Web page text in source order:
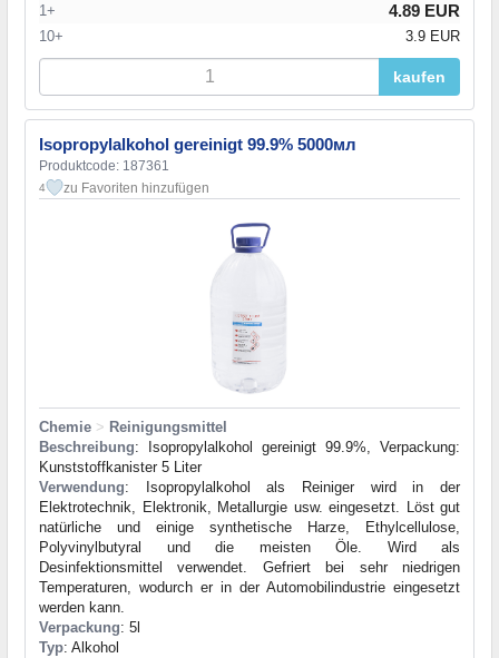
1+ 4.89 EUR
10+ 3.9 EUR
kaufen
Isopropylalkohol gereinigt 99.9% 5000мл
Produktcode: 187361
4 zu Favoriten hinzufügen
Chemie > Reinigungsmittel
Beschreibung: Isopropylalkohol gereinigt 99.9%, Verpackung:
Kunststoffkanister 5 Liter
Verwendung: Isopropylalkohol als Reiniger wird in der
Elektrotechnik, Elektronik, Metallurgie usw. eingesetzt. Löst gut
natürliche und einige synthetische Harze, Ethylcellulose,
Polyvinylbutyral und die meisten Öle. Wird als
Desinfektionsmittel verwendet. Gefriert bei sehr niedrigen
Temperaturen, wodurch er in der Automobilindustrie eingesetzt
werden kann.
Verpackung: 5l
Typ: Alkohol